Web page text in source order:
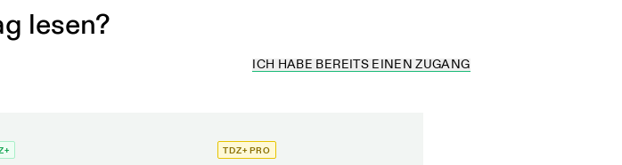
lesen?
ICH HABE BEREITS EINEN ZUGANG
TDZ+ PRO